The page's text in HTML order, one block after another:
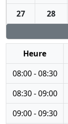
27
28
Heure
08:00 - 08:30
08:30 - 09:00
09:00 - 09:30